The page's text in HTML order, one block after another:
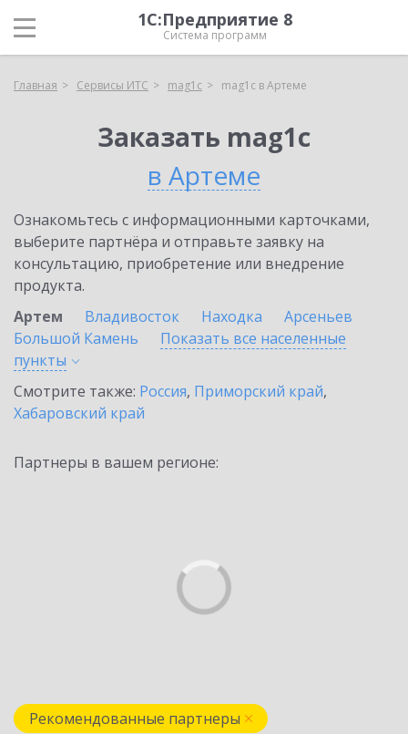
1С:Предприятие 8
Система программ
Главная Сервисы ИТС mag1c mag1c в Артеме
Заказать mag1c
в Артеме
Ознакомьтесь с информационными карточками,
выберите партнёра и отправьте заявку на
консультацию, приобретение или внедрение
продукта.
Артем
Владивосток Находка
Арсеньев
Большой Камень
Показать все населенные
пункты
Смотрите также: Россия, Приморский край,
Хабаровский край
Партнеры в вашем регионе:
Рекомендованные партнеры